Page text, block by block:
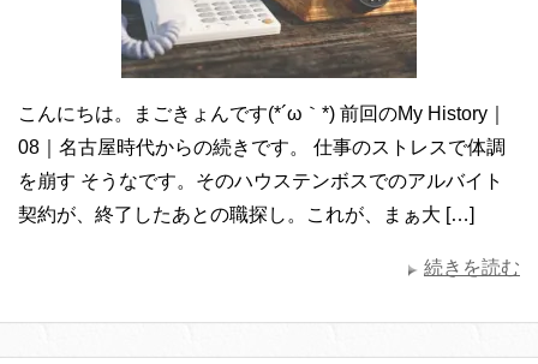
こんにちは。まごきょんです(*´ω｀*) 前回のMy History｜
08｜名古屋時代からの続きです。 仕事のストレスで体調
を崩す そうなです。そのハウステンボスでのアルバイト
契約が、終了したあとの職探し。これが、まぁ大 […]
続きを読む